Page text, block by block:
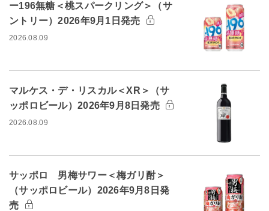
ー196無糖＜桃スパークリング＞（サ
ントリー）2026年9月1日発売
2026.08.09
マルケス・デ・リスカル＜XR＞（サ
ッポロビール）2026年9月8日発売
2026.08.09
サッポロ 男梅サワー＜梅ガリ酎＞
（サッポロビール）2026年9月8日発
売